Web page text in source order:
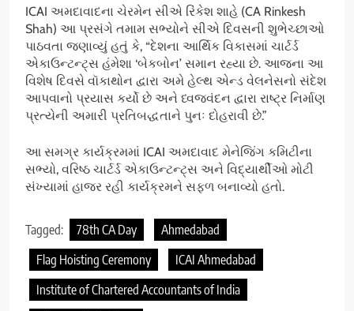
ICAI અમદાવાદના ચેરમેન સીએ રિંકેશ શાહે (CA Rinkesh
Shah) આ પ્રસંગે તમામ સભ્યોને સીએ દિવસની શુભેચ્છાઓ
પાઠવતા જણાવ્યું હતું કે, “દેશના આર્થિક વિકાસમાં ચાર્ટર્ડ
એકાઉન્ટન્ટ્સ હંમેશા ‘બેકબોન’ સમાન રહ્યા છે. આજના આ
વિશેષ દિવસે વૉકાથોન દ્વારા અમે હેલ્થ એન્ડ વેલનેસનો સંદેશ
આપવાનો પ્રયાસ કર્યો છે અને ધ્વજવંદન દ્વારા રાષ્ટ્ર નિર્માણ
પ્રત્યેની અમારી પ્રતિબદ્ધતાને પુનઃ દોહરાવી છે.”
આ સમગ્ર કાર્યક્રમમાં ICAI અમદાવાદ મેનેજિંગ કમિટીના
સભ્યો, વરિષ્ઠ ચાર્ટર્ડ એકાઉન્ટન્ટ્સ અને વિદ્યાર્થીઓ મોટી
સંખ્યામાં હાજર રહી કાર્યક્રમને સફળ બનાવ્યો હતો.
Tagged: 78th CA Day
Ahmedabad
Flag Hoisting Ceremony
ICAI Ahmedabad
Institute of Chartered Accountants of India